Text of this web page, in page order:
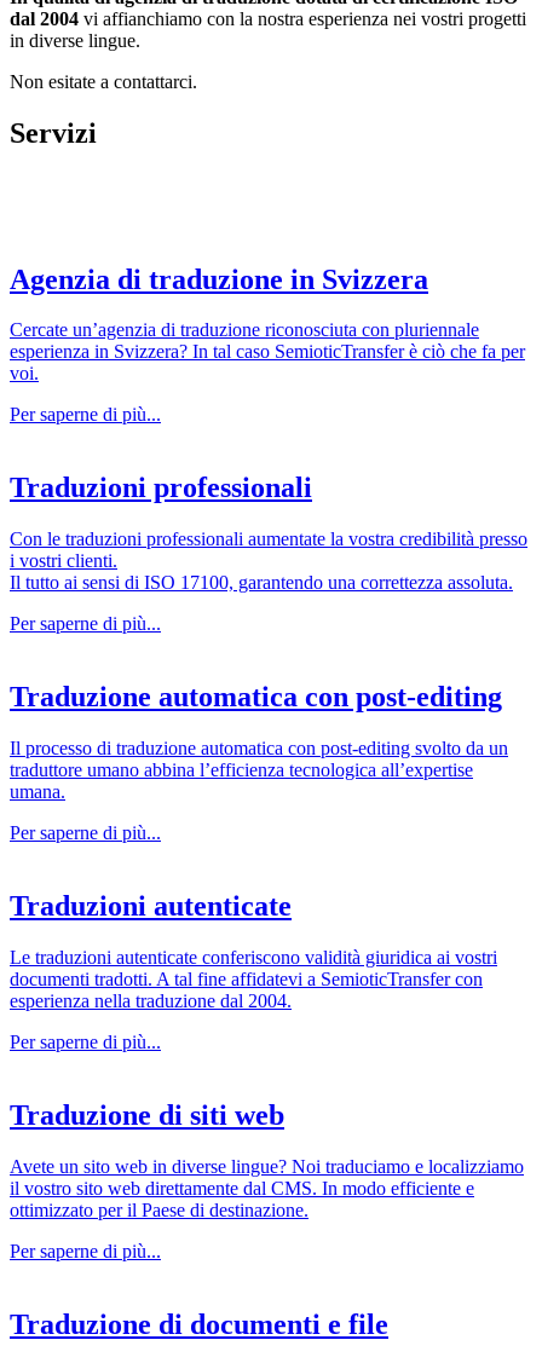
dal 2004 vi affianchiamo con la nostra esperienza nei vostri progetti
in diverse lingue.
Non esitate a contattarci.
Servizi
Agenzia di traduzione in Svizzera
Cercate un’agenzia di traduzione riconosciuta con pluriennale
esperienza in Svizzera? In tal caso SemioticTransfer è ciò che fa per
voi.
Per saperne di più...
Traduzioni professionali
Con le traduzioni professionali aumentate la vostra credibilità presso
i vostri clienti.
Il tutto ai sensi di ISO 17100, garantendo una correttezza assoluta.
Per saperne di più...
Traduzione automatica con post-editing
Il processo di traduzione automatica con post-editing svolto da un
traduttore umano abbina l’efficienza tecnologica all’expertise
umana.
Per saperne di più...
Traduzioni autenticate
Le traduzioni autenticate conferiscono validità giuridica ai vostri
documenti tradotti. A tal fine affidatevi a SemioticTransfer con
esperienza nella traduzione dal 2004.
Per saperne di più...
Traduzione di siti web
Avete un sito web in diverse lingue? Noi traduciamo e localizziamo
il vostro sito web direttamente dal CMS. In modo efficiente e
ottimizzato per il Paese di destinazione.
Per saperne di più...
Traduzione di documenti e file